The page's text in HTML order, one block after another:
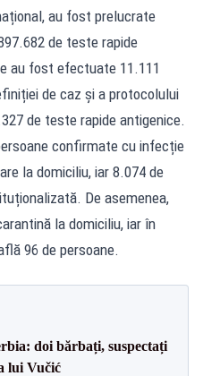
au fost prelucrate
de teste rapide
au fost efectuate 11.111
de caz și a protocolului
de teste rapide antigenice.
confirmate cu infecție
la domiciliu, iar 8.074 de
De asemenea,
la domiciliu, iar în
96 de persoane.
doi bărbați, suspectați
lui Vučić